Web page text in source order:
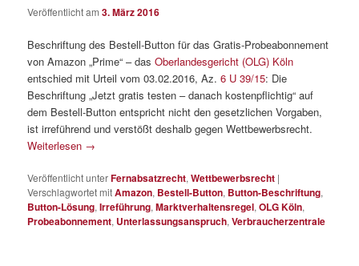
Veröffentlicht am3. März 2016
Beschriftung des Bestell-Button für das Gratis-Probeabonnement
von Amazon „Prime“ – dasOberlandesgericht (OLG) Köln
entschied mit Urteil vom 03.02.2016, Az.6 U 39/15: Die
Beschriftung „Jetzt gratis testen – danach kostenpflichtig“ auf
dem Bestell-Button entspricht nicht den gesetzlichen Vorgaben,
ist irreführend und verstößt deshalb gegen Wettbewerbsrecht.
Weiterlesen →
Veröffentlicht unterFernabsatzrecht,Wettbewerbsrecht |
Verschlagwortet mitAmazon, Bestell-Button, Button-Beschriftung,
Button-Lösung,Irreführung,Marktverhaltensregel,OLG Köln,
Probeabonnement, Unterlassungsanspruch,Verbraucherzentrale